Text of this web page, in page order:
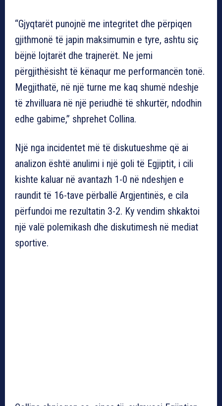
“Gjyqtarët punojnë me integritet dhe përpiqen
gjithmonë të japin maksimumin e tyre, ashtu siç
bëjnë lojtarët dhe trajnerët. Ne jemi
përgjithësisht të kënaqur me performancën tonë.
Megjithatë, në një turne me kaq shumë ndeshje
të zhvilluara në një periudhë të shkurtër, ndodhin
edhe gabime,” shprehet Collina.
Një nga incidentet më të diskutueshme që ai
analizon është anulimi i një goli të Egjiptit, i cili
kishte kaluar në avantazh 1-0 në ndeshjen e
raundit të 16-tave përballë Argjentinës, e cila
përfundoi me rezultatin 3-2. Ky vendim shkaktoi
një valë polemikash dhe diskutimesh në mediat
sportive.